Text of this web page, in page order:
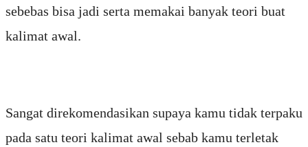
sebebas bisa jadi serta memakai banyak teori buat
kalimat awal.
Sangat direkomendasikan supaya kamu tidak terpaku
pada satu teori kalimat awal sebab kamu terletak